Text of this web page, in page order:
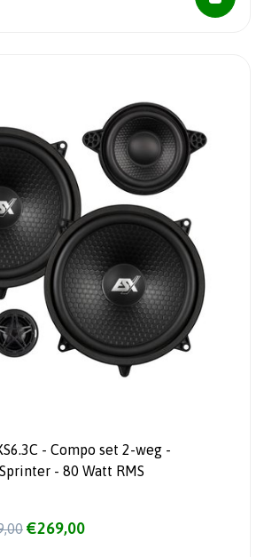
- Compo set 2-weg -
Mercedes-Benz Sprinter - 80 Watt RMS
€269,00